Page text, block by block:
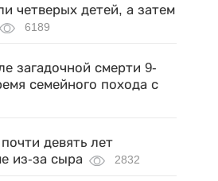
четверых детей, а затем
6189
загадочной смерти 9-
семейного похода с
девять лет
из-за сыра
2832